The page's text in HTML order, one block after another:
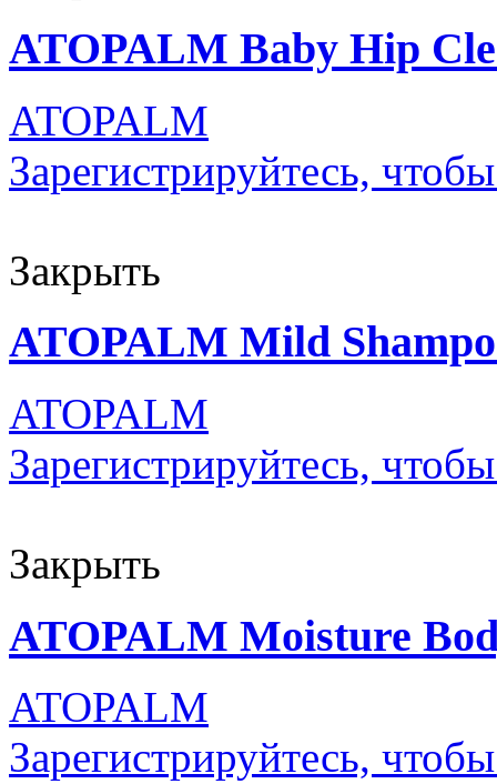
ATOPALM Baby Hip
ATOPALM
Зарегистрируйтесь,
Закрыть
ATOPALM Mild
ATOPALM
Зарегистрируйтесь,
Закрыть
ATOPALM Moisture
ATOPALM
Зарегистрируйтесь,